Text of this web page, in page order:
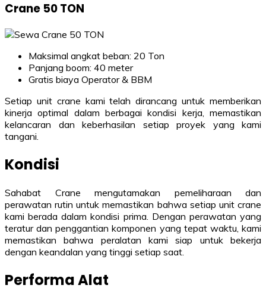
Crane 50 TON
Maksimal angkat beban: 20 Ton
Panjang boom: 40 meter
Gratis biaya Operator & BBM
Setiap unit crane kami telah dirancang untuk memberikan
kinerja optimal dalam berbagai kondisi kerja, memastikan
kelancaran dan keberhasilan setiap proyek yang kami
tangani.
Kondisi
Sahabat Crane mengutamakan pemeliharaan dan
perawatan rutin untuk memastikan bahwa setiap unit crane
kami berada dalam kondisi prima. Dengan perawatan yang
teratur dan penggantian komponen yang tepat waktu, kami
memastikan bahwa peralatan kami siap untuk bekerja
dengan keandalan yang tinggi setiap saat.
Performa Alat